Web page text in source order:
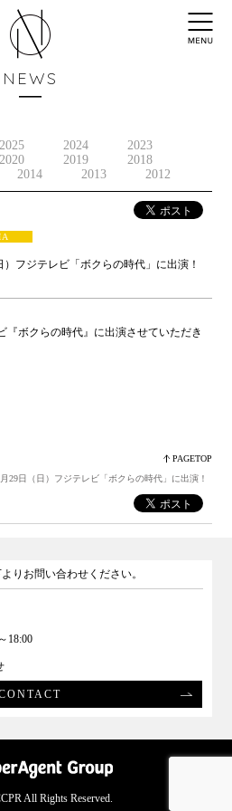
NEWS
2025 2024
2023
2020 2019
2018
2014 2013 2012
フジテレビ「ボクらの時代」に出演！
『ボクらの時代』に出演させていただき
PAGETOP
日（日）フジテレビ「ボクらの時代」に出演！
りお問い合わせください。
18:00
All Rights Reserved.